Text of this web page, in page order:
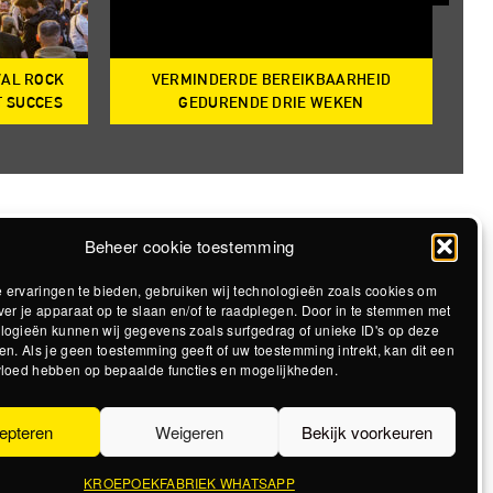
Beheer cookie toestemming
ervaringen te bieden, gebruiken wij technologieën zoals cookies om
je apparaat op te slaan en/of te raadplegen. Door in te stemmen met
kunnen wij gegevens zoals surfgedrag of unieke ID's op deze
Als je geen toestemming geeft of uw toestemming intrekt, kan dit een
hebben op bepaalde functies en mogelijkheden.
Weigeren Bekijk voorkeuren
KROEPOEKFABRIEK WHATSAPP
ROCK
SUCCES
VERMINDERDE BEREIKBAARHEID
GEDURENDE DRIE WEKEN